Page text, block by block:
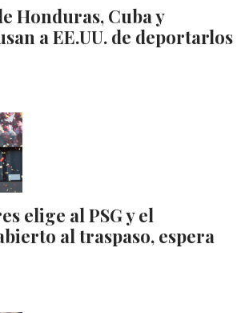
Honduras, Cuba y
a EE.UU. de deportarlos
elige al PSG y el
al traspaso, espera